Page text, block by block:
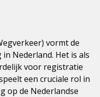
vormt de
Nederland. Het is als
voor registratie
een cruciale rol in
op de Nederlandse